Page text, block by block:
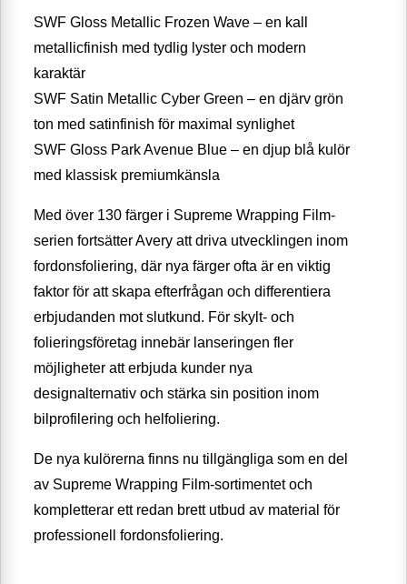
SWF Gloss Metallic Frozen Wave – en kall
metallicfinish med tydlig lyster och modern
karaktär
SWF Satin Metallic Cyber Green – en djärv grön
ton med satinfinish för maximal synlighet
SWF Gloss Park Avenue Blue – en djup blå kulör
med klassisk premiumkänsla
Med över 130 färger i Supreme Wrapping Film-
serien fortsätter Avery att driva utvecklingen inom
fordonsfoliering, där nya färger ofta är en viktig
faktor för att skapa efterfrågan och differentiera
erbjudanden mot slutkund. För skylt- och
folieringsföretag innebär lanseringen fler
möjligheter att erbjuda kunder nya
designalternativ och stärka sin position inom
bilprofilering och helfoliering.
De nya kulörerna finns nu tillgängliga som en del
av Supreme Wrapping Film-sortimentet och
kompletterar ett redan brett utbud av material för
professionell fordonsfoliering.